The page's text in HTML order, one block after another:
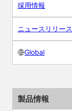
採用情報
ニュースリリース
Global
製品情報